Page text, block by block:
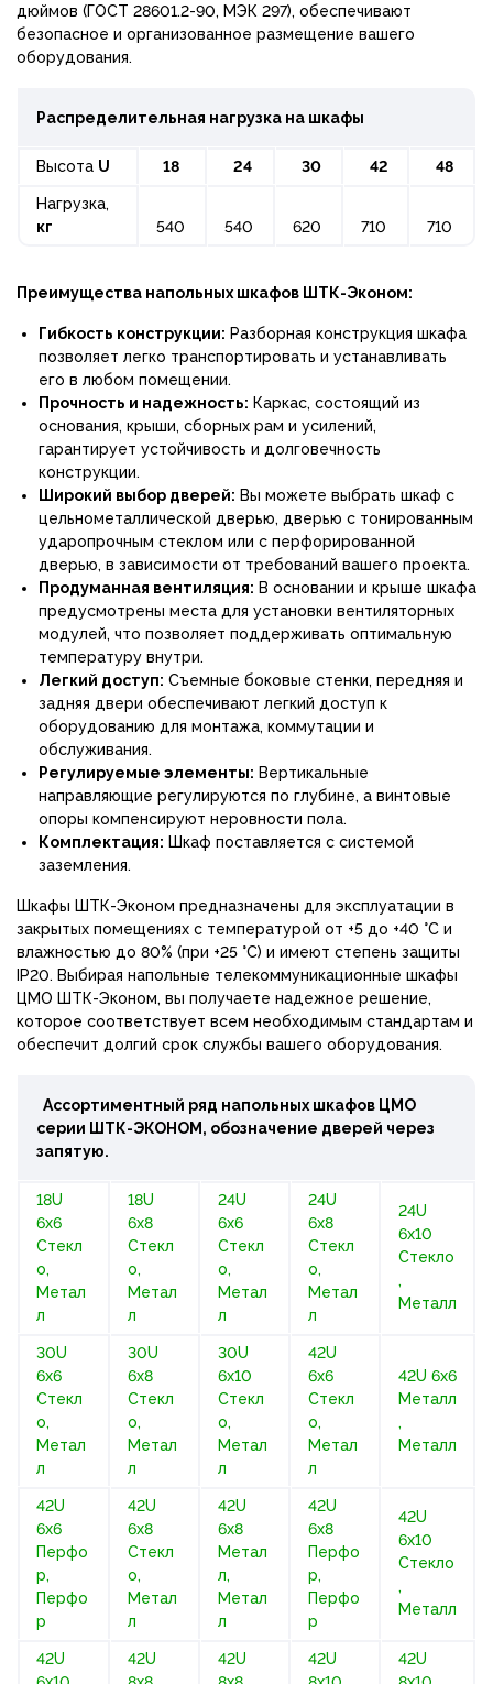
дюймов (ГОСТ 28601.2-90, МЭК 297), обеспечивают
безопасное и организованное размещение вашего
оборудования.
Распределительная нагрузка на шкафы
Высота U 18 24 30 42 48
Нагрузка,
кг
540 540 620 710 710
Преимущества напольных шкафов ШТК-Эконом:
Гибкость конструкции: Разборная конструкция шкафа
позволяет легко транспортировать и устанавливать
его в любом помещении.
Прочность и надежность: Каркас, состоящий из
основания, крыши, сборных рам и усилений,
гарантирует устойчивость и долговечность
конструкции.
Широкий выбор дверей: Вы можете выбрать шкаф с
цельнометаллической дверью, дверью с тонированным
ударопрочным стеклом или с перфорированной
дверью, в зависимости от требований вашего проекта.
Продуманная вентиляция: В основании и крыше шкафа
предусмотрены места для установки вентиляторных
модулей, что позволяет поддерживать оптимальную
температуру внутри.
Легкий доступ: Съемные боковые стенки, передняя и
задняя двери обеспечивают легкий доступ к
оборудованию для монтажа, коммутации и
обслуживания.
Регулируемые элементы: Вертикальные
направляющие регулируются по глубине, а винтовые
опоры компенсируют неровности пола.
Комплектация: Шкаф поставляется с системой
заземления.
Шкафы ШТК-Эконом предназначены для эксплуатации в
закрытых помещениях с температурой от +5 до +40 °С и
влажностью до 80% (при +25 °С) и имеют степень защиты
IP20. Выбирая напольные телекоммуникационные шкафы
ЦМО ШТК-Эконом, вы получаете надежное решение,
которое соответствует всем необходимым стандартам и
обеспечит долгий срок службы вашего оборудования.
Ассортиментный ряд напольных шкафов ЦМО
серии ШТК-ЭКОНОМ, обозначение дверей через
запятую.
18U
6х6
Стекл
о,
Метал
л
18U
6х8
Стекл
о,
Метал
л
24U
6х6
Стекл
о,
Метал
л
24U
6х8
Стекл
о,
Метал
л
24U
6х10
Стекло
,
Металл
30U
6х6
Стекл
о,
Метал
л
30U
6х8
Стекл
о,
Метал
л
30U
6х10
Стекл
о,
Метал
л
42U
6х6
Стекл
о,
Метал
л
42U 6х6
Металл
,
Металл
42U
6х6
Перфо
р,
Перфо
р
42U
6х8
Стекл
о,
Метал
л
42U
6х8
Метал
л,
Метал
л
42U
6х8
Перфо
р,
Перфо
р
42U
6х10
Стекло
,
Металл
42U
42U
42U
42U
42U